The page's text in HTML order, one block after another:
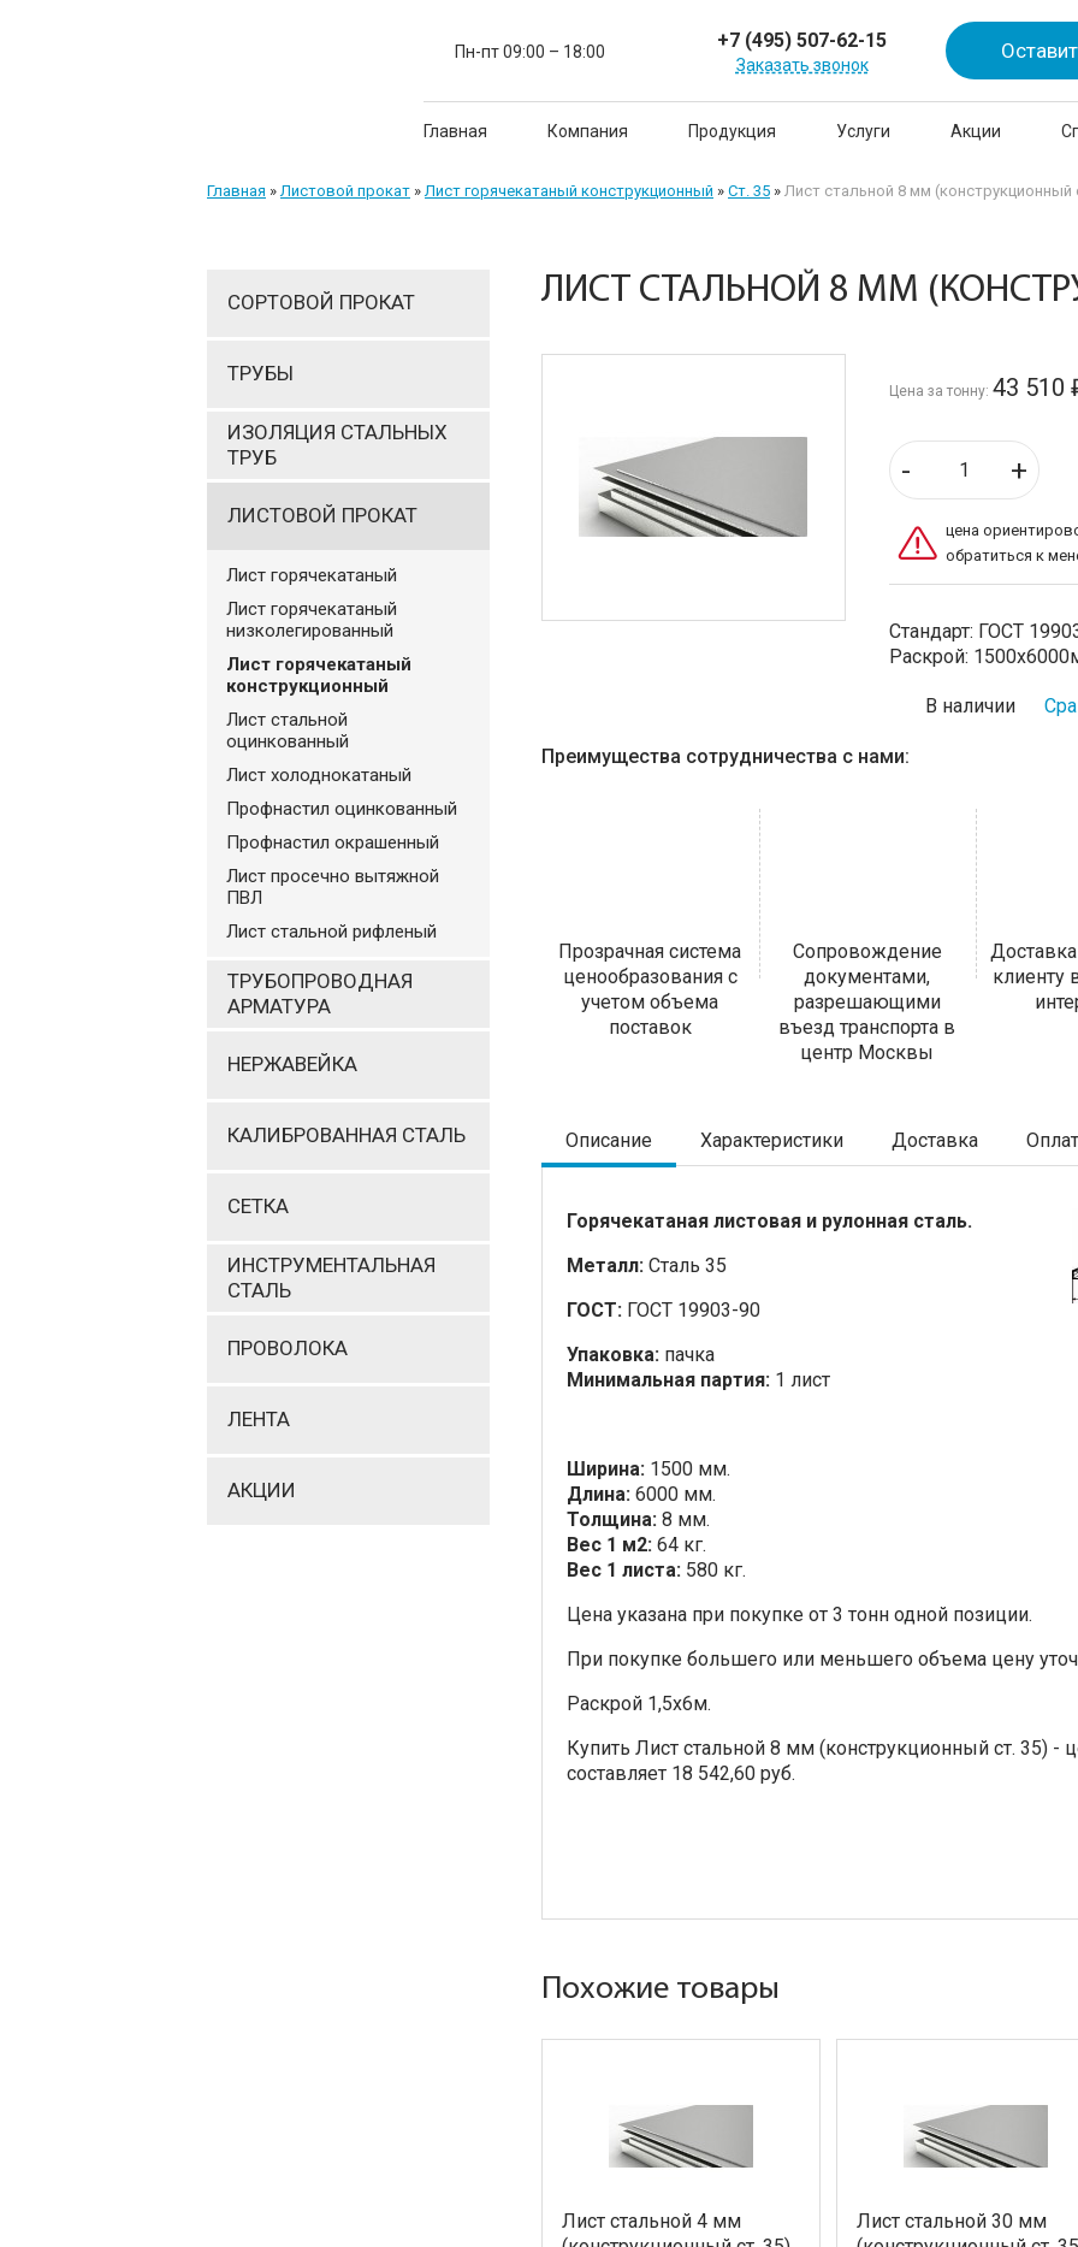
Пн-пт 09:00 – 18:00 +7 (495) 507-62-15
Заказать звонок
Главная Компания Продукция Услуги Акции
Главная »Листовой прокат »Лист горячекатаный конструкционный » Ст. 35 » Лист стальной 8 мм (конструкционный
СОРТОВОЙ ПРОКАТ
ТРУБЫ
ИЗОЛЯЦИЯ СТАЛЬНЫХ
ТРУБ
ЛИСТОВОЙ ПРОКАТ
Лист горячекатаный
Лист горячекатаный
низколегированный
Лист горячекатаный
конструкционный
Лист стальной
оцинкованный
Лист холоднокатаный
Профнастил оцинкованный
Профнастил окрашенный
Лист просечно вытяжной
ПВЛ
Лист стальной рифленый
ТРУБОПРОВОДНАЯ
АРМАТУРА
НЕРЖАВЕЙКА
КАЛИБРОВАННАЯ СТАЛЬ
СЕТКА
ИНСТРУМЕНТАЛЬНАЯ
СТАЛЬ
ПРОВОЛОКА
ЛЕНТА
АКЦИИ
ЛИСТ СТАЛЬНОЙ 8 ММ
Цена за тонну: 43 510
- +
цена
обратиться к
Стандарт: ГОСТ
Раскрой:
В наличии
Преимущества сотрудничества с нами:
Прозрачная система
ценообразования с
учетом объема
поставок
Сопровождение
документами,
разрешающими
въезд транспорта в
центр Москвы
клиенту
Описание Характеристики Доставка
Горячекатаная листовая и рулонная сталь.
Металл: Сталь 35
ГОСТ: ГОСТ 19903-90
Упаковка: пачка
Минимальная партия: 1 лист
Ширина: 1500 мм.
Длина: 6000 мм.
Толщина: 8 мм.
Вес 1 м2: 64 кг.
Вес 1 листа: 580 кг.
Цена указана при покупке от 3 тонн одной позиции.
При покупке большего или меньшего объема цену
Раскрой 1,5х6м.
Купить Лист стальной 8 мм (конструкционный ст. 35) -
составляет 18 542,60 руб.
Похожие товары
Лист стальной 4 мм
Лист стальной 30 мм